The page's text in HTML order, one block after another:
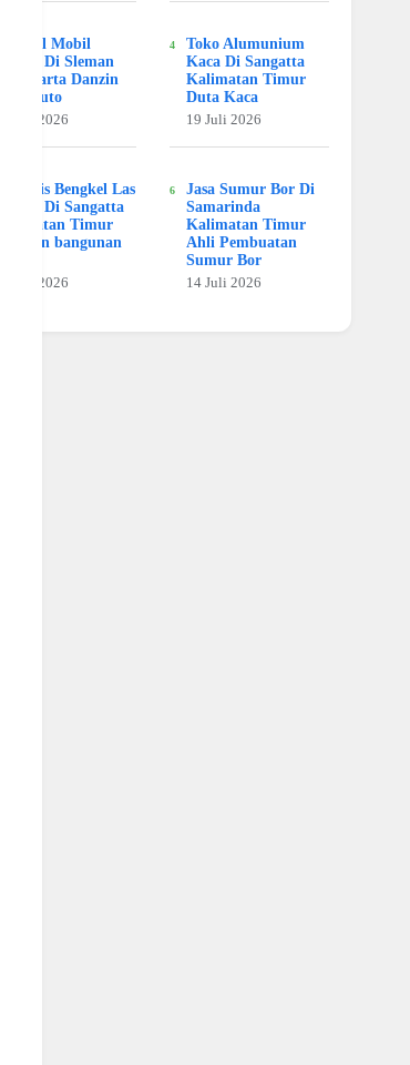
Bengkel Mobil
Umum Di Sleman
Jogjakarta Danzin
Benz Auto
31 Juli 2026
Toko Alumunium
Kaca Di Sangatta
Kalimatan Timur
Duta Kaca
19 Juli 2026
Spesialis Bengkel Las
Murah Di Sangatta
Kalimatan Timur
Hamran bangunan
19 Juli 2026
Jasa Sumur Bor Di
Samarinda
Kalimatan Timur
Ahli Pembuatan
Sumur Bor
14 Juli 2026